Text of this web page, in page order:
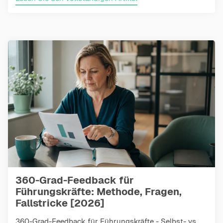
360-Grad-Feedback für
Führungskräfte: Methode, Fragen,
Fallstricke [2026]